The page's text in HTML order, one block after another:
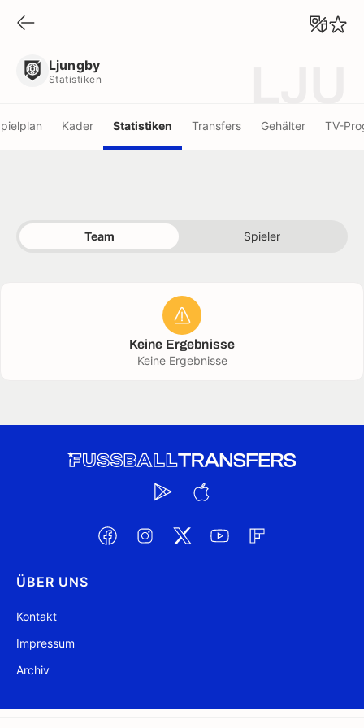
Ljungby
Statistiken
Kader Statistiken Transfers Gehälter TV-
Team Spieler
Keine Ergebnisse
Keine Ergebnisse
ÜBER UNS
Kontakt
Impressum
Archiv